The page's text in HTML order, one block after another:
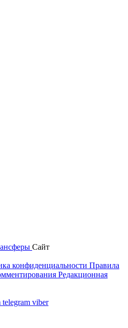
Сайт
конфиденциальности Правила
Редакционная
telegram viber